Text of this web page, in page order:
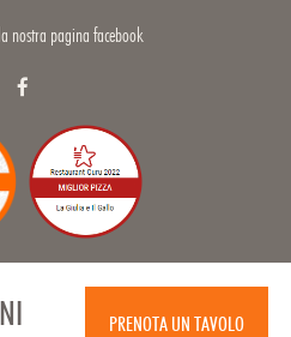
nostra pagina facebook
PRENOTA UN TAVOLO